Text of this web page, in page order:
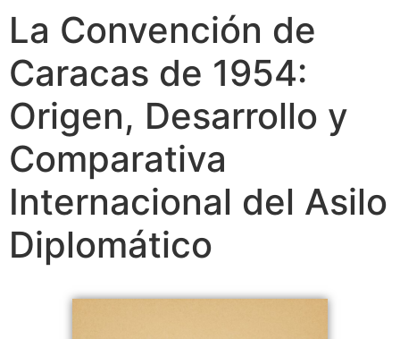
La Convención de
Caracas de 1954:
Origen, Desarrollo y
Comparativa
Internacional del Asilo
Diplomático